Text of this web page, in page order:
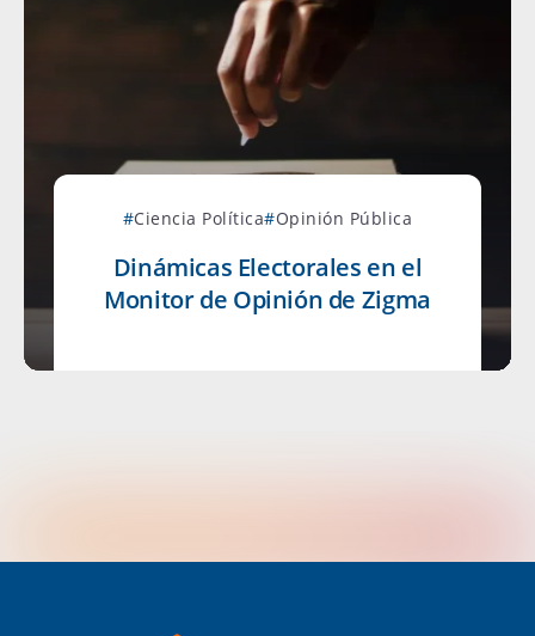
Ciencia Política Opinión Pública
Dinámicas Electorales en el
Monitor de Opinión de Zigma